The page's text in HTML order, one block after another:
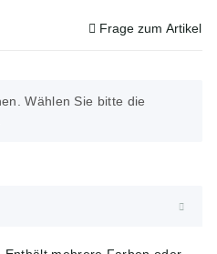
Frage zum Artikel
Wählen Sie bitte die